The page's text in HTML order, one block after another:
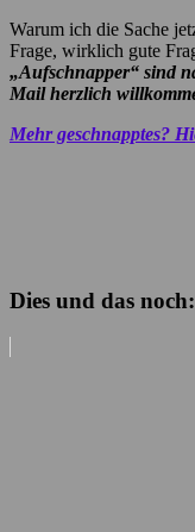
Warum ich die Sache
Frage, wirklich gute
„Aufschnapper“ sind
Mail herzlich
Mehr geschnapptes?
Dies und das noch: